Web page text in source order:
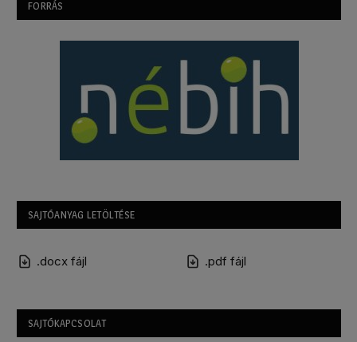
FORRÁS
SAJTÓANYAG LETÖLTÉSE
.docx fájl .pdf fájl
SAJTÓKAPCSOLAT